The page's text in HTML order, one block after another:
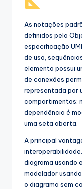
As notações
definidos pelo
especificação
de uso,
elemento possui
de conexões
representada por
compartimentos:
dependência é
uma seta aberta.
A principal
diagrama usando
modelador
o diagrama sem